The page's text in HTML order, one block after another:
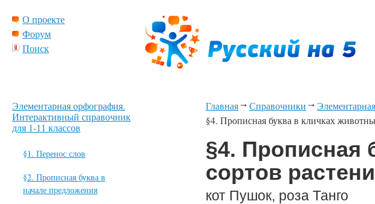
О проекте
Форум
Поиск
Главная Справочники
§4. Прописная буква в кличках
§4. Прописная
сортов
кот Пушок, роза Танго
Элементарная орфография.
Интерактивный справочник
для 1-11 классов
§1. Перенос слов
§2. Прописная буква в
начале предложения